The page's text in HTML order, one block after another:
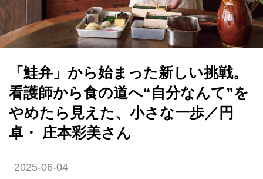
「鮭弁」から始まった新しい挑戦。
看護師から食の道へ“自分なんて”を
やめたら見えた、小さな一歩／円
卓・ 庄本彩美さん
2025-06-04